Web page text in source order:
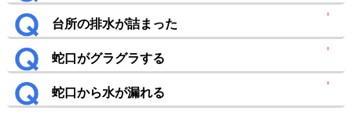
台所の排水が詰まった
蛇口がグラグラする
蛇口から水が漏れる